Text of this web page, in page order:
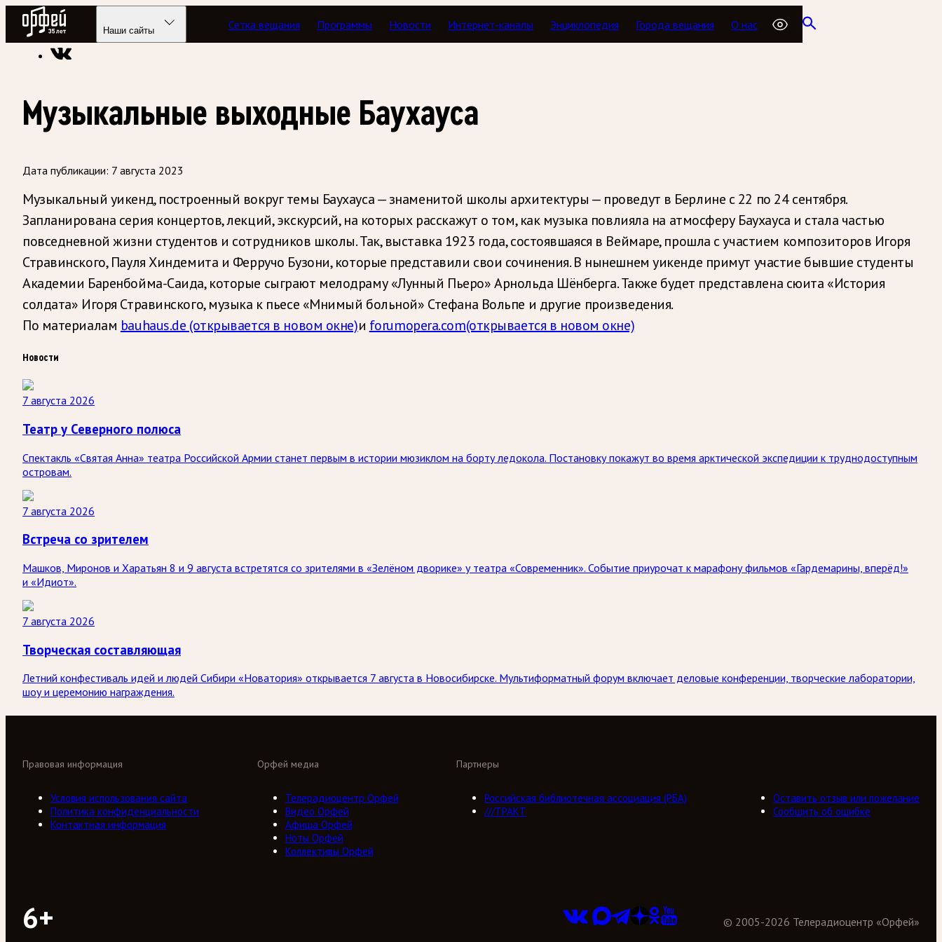
Радио Орфей
Наши сайты Сетка вещания Программы Новости Интернет-каналы Энциклопедия Города вещания О нас
Радио классической музыки «Орфей» Новости
Музыкальные выходные Баухауса
Дата публикации: 7 августа 2023
Музыкальный уикенд, построенный вокруг темы Баухауса — знаменитой школы архитектуры — проведут в Берлине с 22 по 24 сентября.
Запланирована серия концертов, лекций, экскурсий, на которых расскажут о том, как музыка повлияла на атмосферу Баухауса и стала частью
повседневной жизни студентов и сотрудников школы. Так, выставка 1923 года, состоявшаяся в Веймаре, прошла с участием композиторов Игоря
Стравинского, Пауля Хиндемита и Ферручо Бузони, которые представили свои сочинения. В нынешнем уикенде примут участие бывшие студенты
Академии Баренбойма-Саида, которые сыграют мелодраму «Лунный Пьеро» Арнольда Шёнберга. Также будет представлена сюита «История
солдата» Игоря Стравинского, музыка к пьесе «Мнимый больной» Стефана Вольпе и другие произведения.
По материалам bauhaus.de (открывается в новом окне)и forumopera.com(открывается в новом окне)
Новости
7 августа 2026
Театр у Северного полюса
Спектакль «Святая Анна» театра Российской Армии станет первым в истории мюзиклом на борту ледокола. Постановку покажут во время арктической экспедиции к труднодоступным
островам.
7 августа 2026
Встреча со зрителем
Машков, Миронов и Харатьян 8 и 9 августа встретятся со зрителями в «Зелёном дворике» у театра «Современник». Событие приурочат к марафону фильмов «Гардемарины, вперёд!»
и «Идиот».
7 августа 2026
Творческая составляющая
Летний конфестиваль идей и людей Сибири «Новатория» открывается 7 августа в Новосибирске. Мультиформатный форум включает деловые конференции, творческие лаборатории,
шоу и церемонию награждения.
Орфей медиа
Телерадиоцентр Орфей
Видео Орфей
Афиша Орфей
Ноты Орфей
Коллективы Орфей
Партнеры
Российская библиотечная ассоциация (РБА)
///ТРАКТ
Правовая информация
Условия использования сайта
Политика конфиденциальности
Контактная информация
Оставить отзыв или пожелание
Сообщить об ошибке
6+ © 2005-2026 Телерадиоцентр «Орфей»